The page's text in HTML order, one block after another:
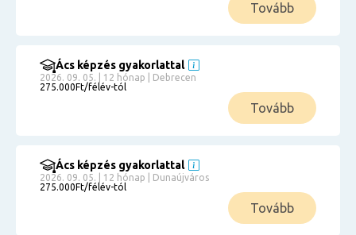
Tovább
Ács képzés gyakorlattal
2026. 09. 05. | 12 hónap | Debrecen
275.000Ft/félév-tól
Tovább
Ács képzés gyakorlattal
2026. 09. 05. | 12 hónap | Dunaújváros
275.000Ft/félév-tól
Tovább